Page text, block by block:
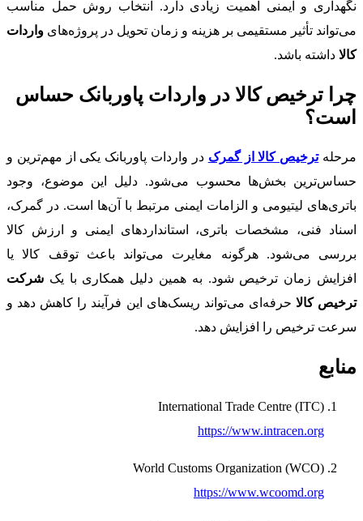
نگهداری و ایمنی اهمیت زیادی دارد. انتخاب روش حمل مناسب
می‌تواند تأثیر مستقیمی بر هزینه و زمان تحویل در پروژه‌های واردات
کالا داشته باشد.
چرا ترخیص کالا در واردات پاوربانک حساس
است؟
مرحلهترخیص کالا از گمرک در واردات پاوربانک یکی از مهم‌ترین و
حساس‌ترین بخش‌ها محسوب می‌شود. دلیل این موضوع، وجود
باتری‌های لیتیومی و الزامات ایمنی مرتبط با آن‌ها است. در گمرک،
اسناد فنی، مشخصات باتری، استانداردهای ایمنی و ارزش کالا
بررسی می‌شود. هرگونه مغایرت می‌تواند باعث توقف کالا یا
افزایش زمان ترخیص شود. به همین دلیل همکاری با یک شرکت
ترخیص کالا حرفه‌ای می‌تواند ریسک‌های این فرآیند را کاهش دهد و
سرعت ترخیص را افزایش دهد.
منابع
International Trade Centre (ITC)
https://www.intracen.org
World Customs Organization (WCO)
https://www.wcoomd.org